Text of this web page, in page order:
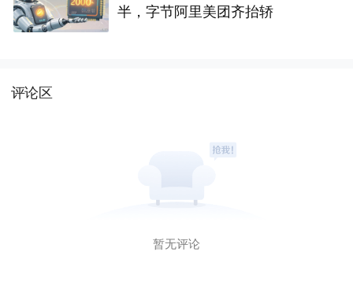
半，字节阿里美团齐抬轿
评论区
暂无评论